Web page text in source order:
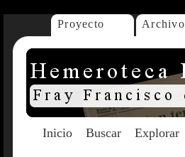
Proyecto Archivo
Inicio Buscar Explorar